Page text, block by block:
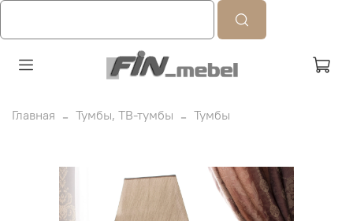
Главная Тумбы, ТВ-тумбы Тумбы